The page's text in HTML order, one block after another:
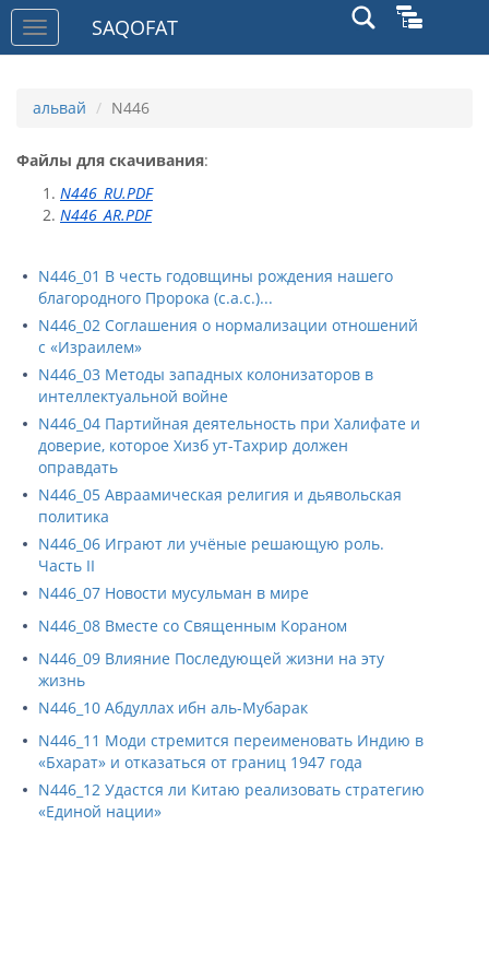
Toggle
navigation
SAQOFAT
альвай N446
Файлы для скачивания:
N446_RU.PDF
N446_AR.PDF
N446_01 В честь годовщины рождения нашего
благородного Пророка (с.а.с.)...
N446_02 Соглашения о нормализации отношений
с «Израилем»
N446_03 Методы западных колонизаторов в
интеллектуальной войне
N446_04 Партийная деятельность при Халифате и
доверие, которое Хизб ут-Тахрир должен
оправдать
N446_05 Авраамическая религия и дьявольская
политика
N446_06 Играют ли учёные решающую роль.
Часть II
N446_07 Новости мусульман в мире
N446_08 Вместе со Священным Кораном
N446_09 Влияние Последующей жизни на эту
жизнь
N446_10 Абдуллах ибн аль-Мубарак
N446_11 Моди стремится переименовать Индию в
«Бхарат» и отказаться от границ 1947 года
N446_12 Удастся ли Китаю реализовать стратегию
«Единой нации»